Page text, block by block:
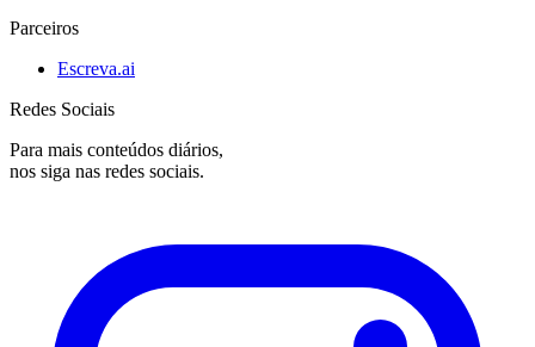
Parceiros
Escreva.ai
Redes Sociais
Para mais conteúdos diários,
nos siga nas redes sociais.